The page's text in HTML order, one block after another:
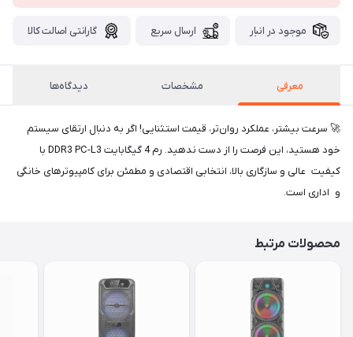
موجود در انبار ارسال سریع گارانتی اصالت کالا
معرفی مشخصات دیدگاه‌ها
🚀 سرعت بیشتر، عملکرد روان‌تر، قیمت استثنایی! اگر به دنبال ارتقای سیستم
خود هستید، این فرصت را از دست ندهید. رم 4 گیگابایت DDR3 PC-L3 با
کیفیت عالی و سازگاری بالا، انتخابی اقتصادی و مطمئن برای کامپیوترهای خانگی
و اداری است.
محصولات مرتبط